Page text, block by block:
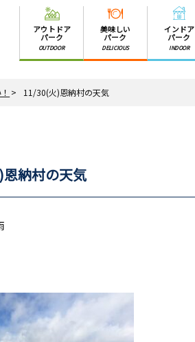
アウトドア
パーク
OUTDOOR
美味しい
パーク
DELICIOUS
インドア
パーク
INDOOR
11/30(火)恩納村の天気
納村の天気